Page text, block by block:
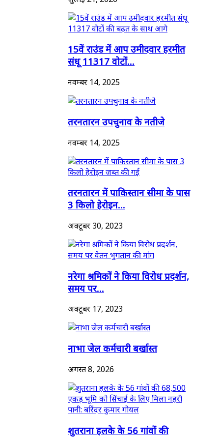
15वें राउंड में आप उमीदवार हरमीत
संधू 11317 वोटों...
नवम्बर 14, 2025
तरनतारन उपचुनाव के नतीजे
नवम्बर 14, 2025
तरनतारन में पाकिस्तान सीमा के पास
3 किलो हेरोइन...
अक्टूबर 30, 2023
नरेगा श्रमिकों ने किया विरोध प्रदर्शन,
समय पर...
अक्टूबर 17, 2023
नाभा जेल कर्मचारी बर्खास्त
अगस्त 8, 2026
शुतराना हलके के 56 गांवों की